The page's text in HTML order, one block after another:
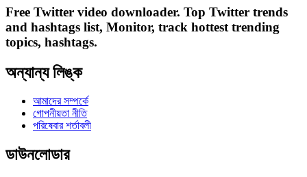
Free Twitter video downloader. Top Twitter trends
and hashtags list, Monitor, track hottest trending
topics, hashtags.
অন্যান্য লিঙ্ক
আমাদের সম্পর্কে
গোপনীয়তা নীতি
পরিষেবার শর্তাবলী
ডাউনলোডার